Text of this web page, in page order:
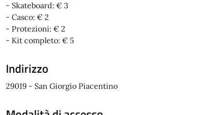
- Skateboard: € 3
- Casco: € 2
- Protezioni: € 2
- Kit completo: € 5
Indirizzo
29019 - San Giorgio Piacentino